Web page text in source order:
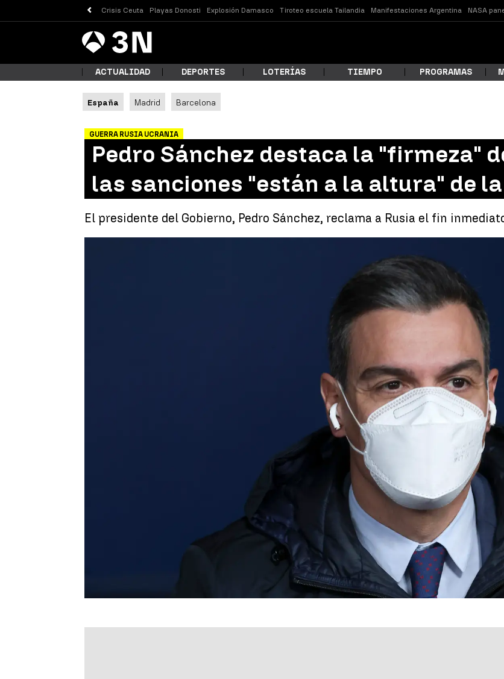
Crisis Ceuta Playas Donosti Explosión Damasco Tiroteo escuela Tailandia Manifestaciones Argentina NASA
Antena
3 Noticias
¿Qué estás buscando?
ACTUALIDAD DEPORTES LOTERÍAS TIEMPO PROGRAMAS
España Madrid Barcelona
GUERRA RUSIA UCRANIA
Pedro Sánchez destaca la "firmeza"
las sanciones "están a la altura" de
El presidente del Gobierno, Pedro Sánchez, reclama a Rusia el fin